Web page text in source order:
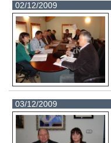
02/12/2009
03/12/2009